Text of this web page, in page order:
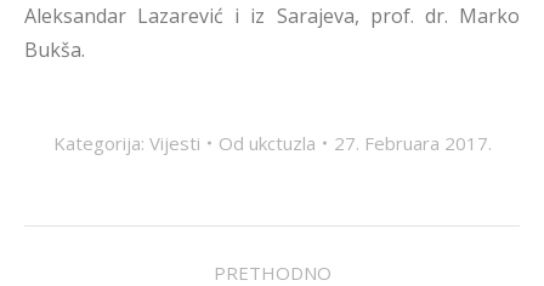
Aleksandar Lazarević i iz Sarajeva, prof. dr. Marko
Bukša.
Kategorija: Vijesti Od ukctuzla 27. Februara 2017.
PRETHODNO